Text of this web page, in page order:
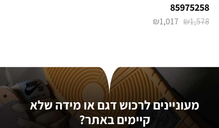
85975258
₪1,578
₪1,017
מעוניינים לרכוש דגם או מידה שלא
קיימים באתר?